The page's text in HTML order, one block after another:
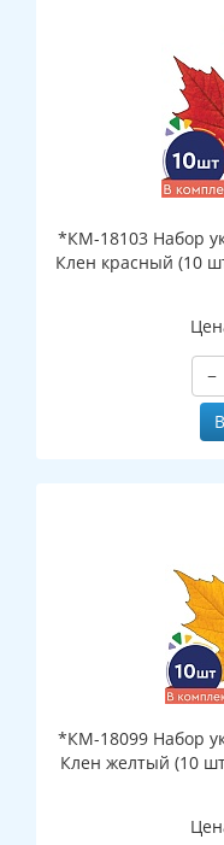
*КМ-18103 Набор
Клен красный (10
−
*КМ-18099 Набор
Клен желтый (10